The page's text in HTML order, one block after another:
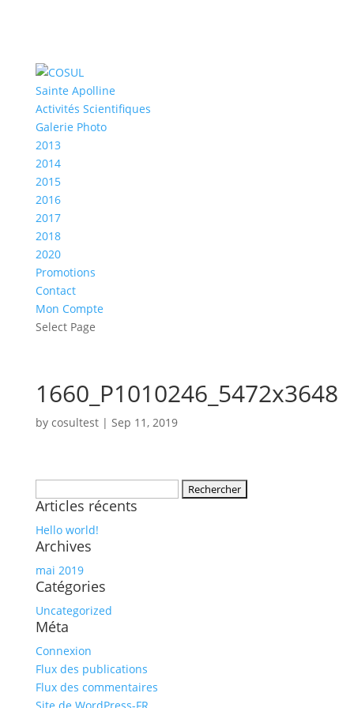
Sainte Apolline
Activités Scientifiques
Galerie Photo
2013
2014
2015
2016
2017
2018
2020
Promotions
Contact
Mon Compte
Select Page
1660_P1010246_5472x3648
by cosultest| Sep 11, 2019
Articles récents
Hello world!
Archives
mai 2019
Catégories
Uncategorized
Méta
Connexion
Flux des publications
Flux des commentaires